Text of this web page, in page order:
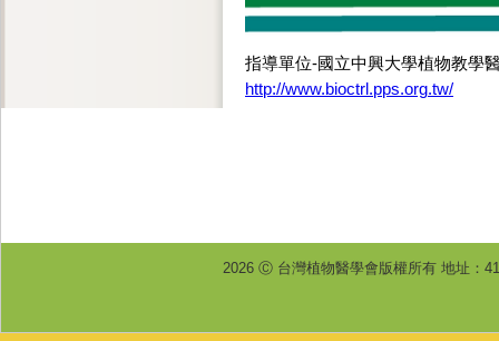
指導單位-國立中興大學植物教學
http://www.bioctrl.pps.org.tw/
2026 Ⓒ 台灣植物醫學會版權所有 地址：